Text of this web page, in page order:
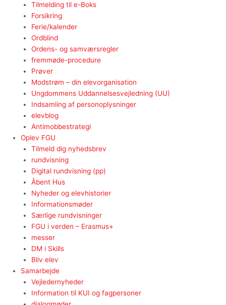
Tilmelding til e-Boks
Forsikring
Ferie/kalender
Ordblind
Ordens- og samværsregler
fremmøde-procedure
Prøver
Modstrøm – din elevorganisation
Ungdommens Uddannelsesvejledning (UU)
Indsamling af personoplysninger
elevblog
Antimobbestrategi
Oplev FGU
Tilmeld dig nyhedsbrev
rundvisning
Digital rundvisning (pp)
Åbent Hus
Nyheder og elevhistorier
Informationsmøder
Særlige rundvisninger
FGU i verden – Erasmus+
messer
DM i Skills
Bliv elev
Samarbejde
Vejledernyheder
Information til KUI og fagpersoner